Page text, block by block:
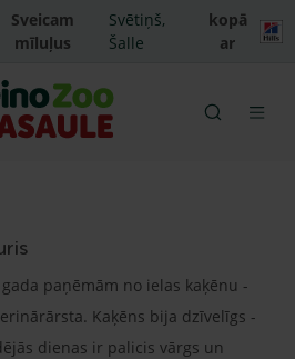
Sveicam
mīluļus
Svētiņš,
Šalle
kopā
ar
paņēmām no ielas kaķēnu -
Kaķēns bija dzīvelīgs -
dienas ir palicis vārgs un